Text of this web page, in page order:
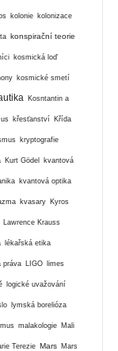
kolonie kolonizace
konspirační teorie
kosmická loď
kosmické smetí
Kosntantin a
křesťanství Křída
kryptografie
Kurt Gödel kvantová
kvantová optika
kvasary Kyros
Lawrence Krauss
lékařská etika
práva LIGO limes
logické uvažování
lymská borelióza
malakologie Mali
Terezie Mars Mars